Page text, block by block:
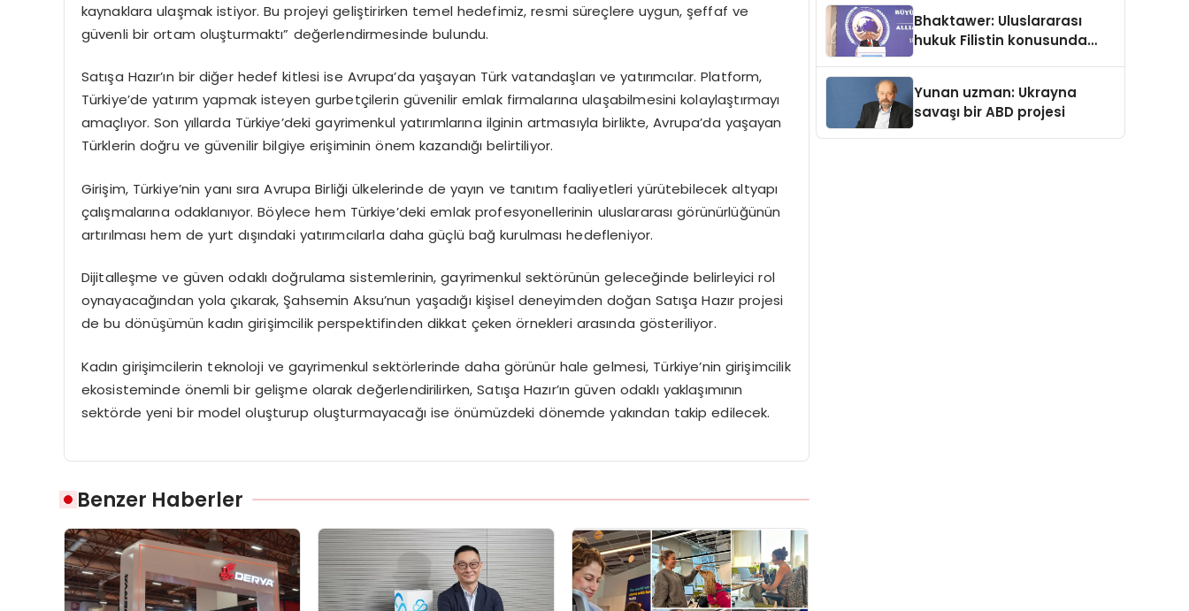
kaynaklara ulaşmak istiyor. Bu projeyi geliştirirken temel hedefimiz, resmi süreçlere uygun, şeffaf ve
güvenli bir ortam oluşturmaktı” değerlendirmesinde bulundu.
Satışa Hazır’ın bir diğer hedef kitlesi ise Avrupa’da yaşayan Türk vatandaşları ve yatırımcılar. Platform,
Türkiye’de yatırım yapmak isteyen gurbetçilerin güvenilir emlak firmalarına ulaşabilmesini kolaylaştırmayı
amaçlıyor. Son yıllarda Türkiye’deki gayrimenkul yatırımlarına ilginin artmasıyla birlikte, Avrupa’da yaşayan
Türklerin doğru ve güvenilir bilgiye erişiminin önem kazandığı belirtiliyor.
Girişim, Türkiye’nin yanı sıra Avrupa Birliği ülkelerinde de yayın ve tanıtım faaliyetleri yürütebilecek altyapı
çalışmalarına odaklanıyor. Böylece hem Türkiye’deki emlak profesyonellerinin uluslararası görünürlüğünün
artırılması hem de yurt dışındaki yatırımcılarla daha güçlü bağ kurulması hedefleniyor.
Dijitalleşme ve güven odaklı doğrulama sistemlerinin, gayrimenkul sektörünün geleceğinde belirleyici rol
oynayacağından yola çıkarak, Şahsemin Aksu’nun yaşadığı kişisel deneyimden doğan Satışa Hazır projesi
de bu dönüşümün kadın girişimcilik perspektifinden dikkat çeken örnekleri arasında gösteriliyor.
Kadın girişimcilerin teknoloji ve gayrimenkul sektörlerinde daha görünür hale gelmesi, Türkiye’nin girişimcilik
ekosisteminde önemli bir gelişme olarak değerlendirilirken, Satışa Hazır’ın güven odaklı yaklaşımının
sektörde yeni bir model oluşturup oluşturmayacağı ise önümüzdeki dönemde yakından takip edilecek.
Benzer Haberler
Sindirildiğini Ortaya Koydu
Bhaktawer: Uluslararası
hukuk Filistin konusunda
Yunan uzman: Ukrayna
savaşı bir ABD projesi